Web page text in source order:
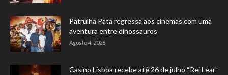
Patrulha Pata regressa aos cinemas com uma
aventura entre dinossauros
Agosto 4, 2026
Casino Lisboa recebe até 26 de julho “Rei Lear”